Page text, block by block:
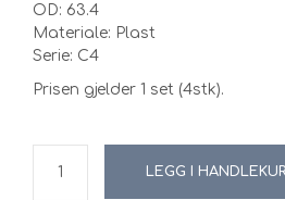
OD: 63.4
Materiale: Plast
Serie: C4
Prisen gjelder 1 set (4stk).
LEGG I